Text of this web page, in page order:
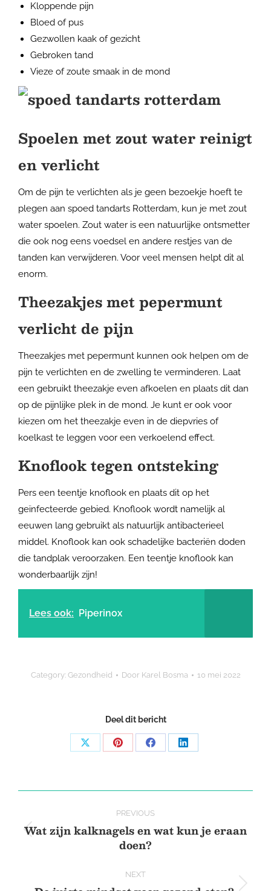
Kloppende pijn
Bloed of pus
Gezwollen kaak of gezicht
Gebroken tand
Vieze of zoute smaak in de mond
Spoelen met zout water reinigt
en verlicht
Om de pijn te verlichten als je geen bezoekje hoeft te
plegen aan spoed tandarts Rotterdam, kun je met zout
water spoelen. Zout water is een natuurlijke ontsmetter
die ook nog eens voedsel en andere restjes van de
tanden kan verwijderen. Voor veel mensen helpt dit al
enorm.
Theezakjes met pepermunt
verlicht de pijn
Theezakjes met pepermunt kunnen ook helpen om de
pijn te verlichten en de zwelling te verminderen. Laat
een gebruikt theezakje even afkoelen en plaats dit dan
op de pijnlijke plek in de mond. Je kunt er ook voor
kiezen om het theezakje even in de diepvries of
koelkast te leggen voor een verkoelend effect.
Knoflook tegen ontsteking
Pers een teentje knoflook en plaats dit op het
geïnfecteerde gebied. Knoflook wordt namelijk al
eeuwen lang gebruikt als natuurlijk antibacterieel
middel. Knoflook kan ook schadelijke bacteriën doden
die tandplak veroorzaken. Een teentje knoflook kan
wonderbaarlijk zijn!
Lees ook: Piperinox
Category: Gezondheid Door Karel Bosma 10 mei 2022
Deel dit bericht
Share Share Share Share
navigation
PREVIOUS
Previous
post:
Wat zijn kalknagels en wat kun je eraan
doen?
NEXT